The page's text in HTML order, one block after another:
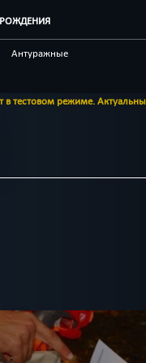
РОЖДЕНИЯ
Антуражные
Для корпоратива
уточняйте у оператора
подростков
Детективные
СБРОСИТЬ ФИЛЬТР